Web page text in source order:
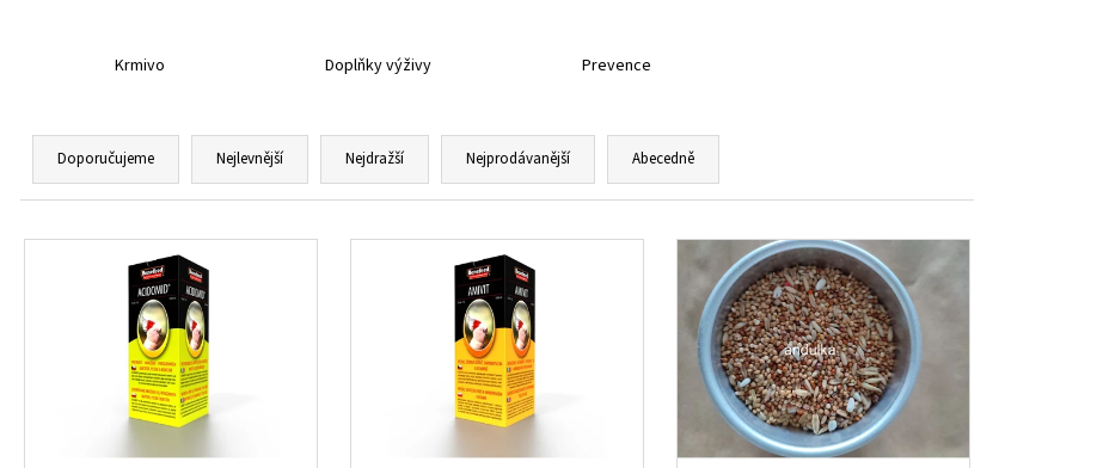
Krmivo Doplňky výživy Prevence
Ř
z
Doporučujeme Nejlevnější Nejdražší Nejprodávanější Abecedně
V